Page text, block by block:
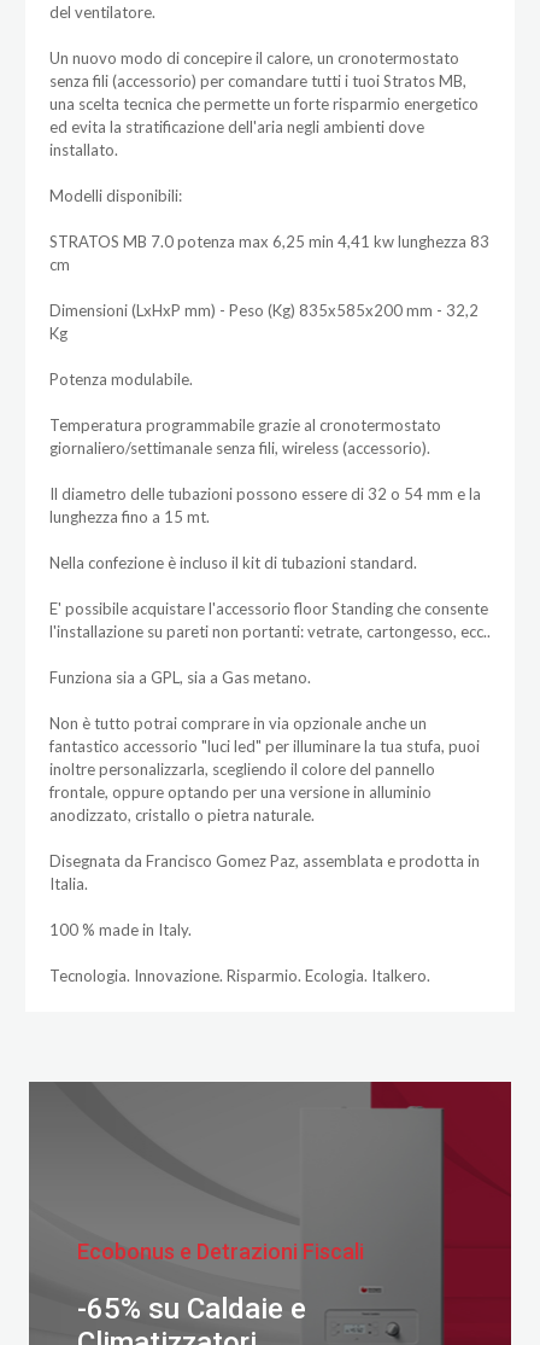
del ventilatore.
Un nuovo modo di concepire il calore, un cronotermostato
senza fili (accessorio) per comandare tutti i tuoi Stratos MB,
una scelta tecnica che permette un forte risparmio energetico
ed evita la stratificazione dell'aria negli ambienti dove
installato.
Modelli disponibili:
STRATOS MB 7.0 potenza max 6,25 min 4,41 kw lunghezza 83
cm
Dimensioni (LxHxP mm) - Peso (Kg) 835x585x200 mm - 32,2
Kg
Potenza modulabile.
Temperatura programmabile grazie al cronotermostato
giornaliero/settimanale senza fili, wireless (accessorio).
Il diametro delle tubazioni possono essere di 32 o 54 mm e la
lunghezza fino a 15 mt.
Nella confezione è incluso il kit di tubazioni standard.
E' possibile acquistare l'accessorio floor Standing che consente
l'installazione su pareti non portanti: vetrate, cartongesso, ecc..
Funziona sia a GPL, sia a Gas metano.
Non è tutto potrai comprare in via opzionale anche un
fantastico accessorio "luci led" per illuminare la tua stufa, puoi
inoltre personalizzarla, scegliendo il colore del pannello
frontale, oppure optando per una versione in alluminio
anodizzato, cristallo o pietra naturale.
Disegnata da Francisco Gomez Paz, assemblata e prodotta in
Italia.
100 % made in Italy.
Tecnologia. Innovazione. Risparmio. Ecologia. Italkero.
Ecobonus e Detrazioni Fiscali
-65% su Caldaie e